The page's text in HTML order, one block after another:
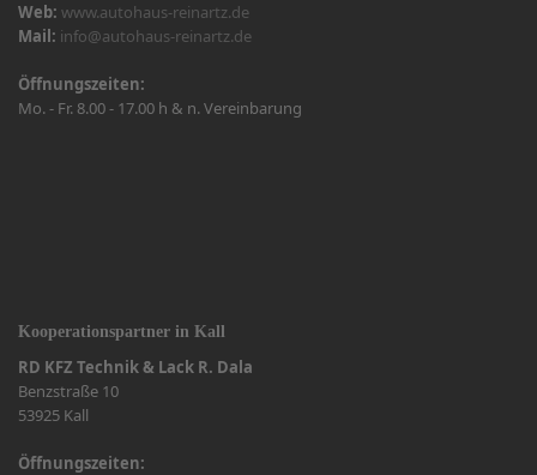
Web: www.autohaus-reinartz.de
Mail: info@autohaus-reinartz.de
Öffnungszeiten:
Mo. - Fr. 8.00 - 17.00 h & n. Vereinbarung
Kooperationspartner in Kall
RD KFZ Technik & Lack R. Dala
Benzstraße 10
53925 Kall
Öffnungszeiten: